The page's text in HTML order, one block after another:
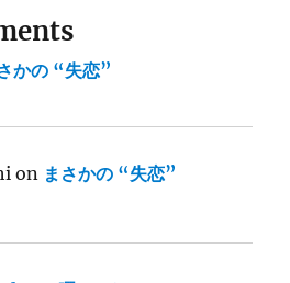
かの “失恋”
on まさかの “失恋”